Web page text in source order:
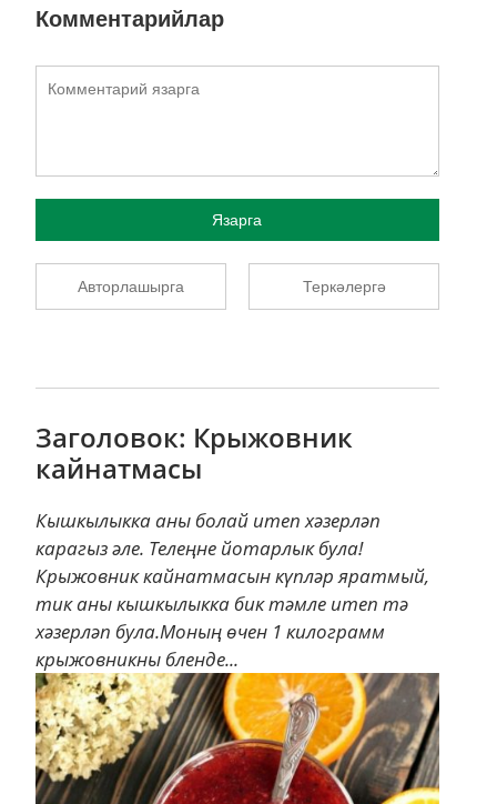
Комментарийлар
Язарга
Авторлашырга Теркәлергә
Заголовок: Крыжовник
кайнатмасы
Кышкылыкка аны болай итеп хәзерләп
карагыз әле. Телеңне йотарлык була!
Крыжовник кайнатмасын күпләр яратмый,
тик аны кышкылыкка бик тәмле итеп тә
хәзерләп була.Моның өчен 1 килограмм
крыжовникны бленде...